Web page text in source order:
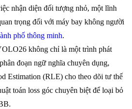
nhận diện đối tượng nhỏ, một lĩnh
trọng đối với máy bay không người
phố thông minh.
không chỉ là một trình phát
đoạn ngữ nghĩa chuyên dụng,
Estimation (RLE) cho theo dõi tư thế
toán loss góc chuyên biệt để loại bỏ